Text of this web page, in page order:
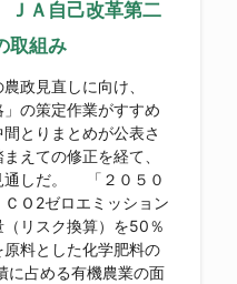
ＪＡ自己改革第二
取組み
政見直しに向け、
」の策定作業がすすめ
とりまとめが公表さ
えての修正を経て、
通しだ。 「２０５０
Ｏ2ゼロエミッション
リスク換算）を50％
料とした化学肥料の
に占める有機農業の面